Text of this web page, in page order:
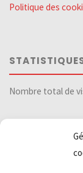
Politique des
Nombre total de